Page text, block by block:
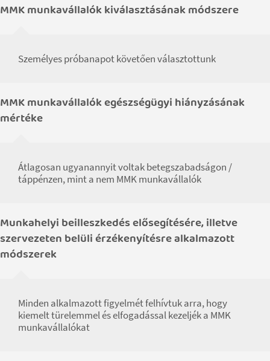
MMK munkavállalók kiválasztásának módszere
Személyes próbanapot követően választottunk
MMK munkavállalók egészségügyi hiányzásának
mértéke
Átlagosan ugyanannyit voltak betegszabadságon /
táppénzen, mint a nem MMK munkavállalók
Munkahelyi beilleszkedés elősegítésére, illetve
szervezeten belüli érzékenyítésre alkalmazott
módszerek
Minden alkalmazott figyelmét felhívtuk arra, hogy
kiemelt türelemmel és elfogadással kezeljék a MMK
munkavállalókat